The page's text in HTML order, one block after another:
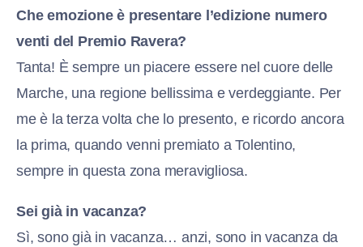
Che emozione è presentare l’edizione numero
venti del Premio Ravera?
Tanta! È sempre un piacere essere nel cuore delle
Marche, una regione bellissima e verdeggiante. Per
me è la terza volta che lo presento, e ricordo ancora
la prima, quando venni premiato a Tolentino,
sempre in questa zona meravigliosa.
Sei già in vacanza?
Sì, sono già in vacanza… anzi, sono in vacanza da